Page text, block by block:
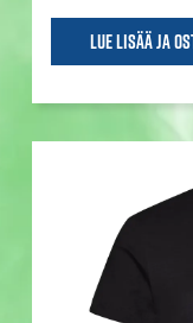
Lue lisää ja